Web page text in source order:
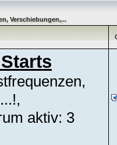
Verschiebungen,...
aktiv: 3